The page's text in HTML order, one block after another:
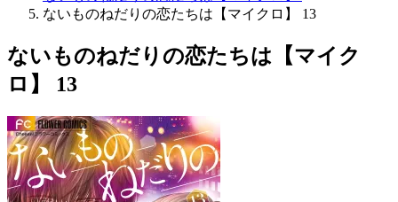
ないものねだりの恋たちは【マイクロ】 13
ないものねだりの恋たちは【マイク
ロ】 13